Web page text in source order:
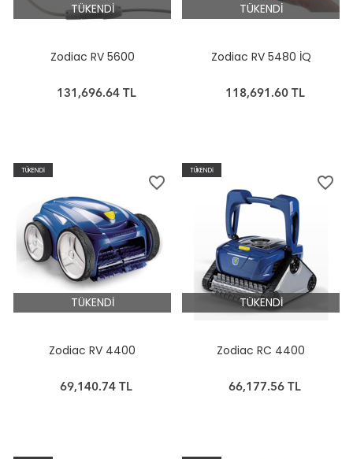
TÜKENDİ
Zodiac RV 5600
131,696.64 TL
TÜKENDİ
Zodiac RV 5480 İQ
118,691.60 TL
TÜKENDİ
favorite_border
TÜKENDİ
Zodiac RV 4400
69,140.74 TL
TÜKENDİ
favorite_border
TÜKENDİ
Zodiac RC 4400
66,177.56 TL